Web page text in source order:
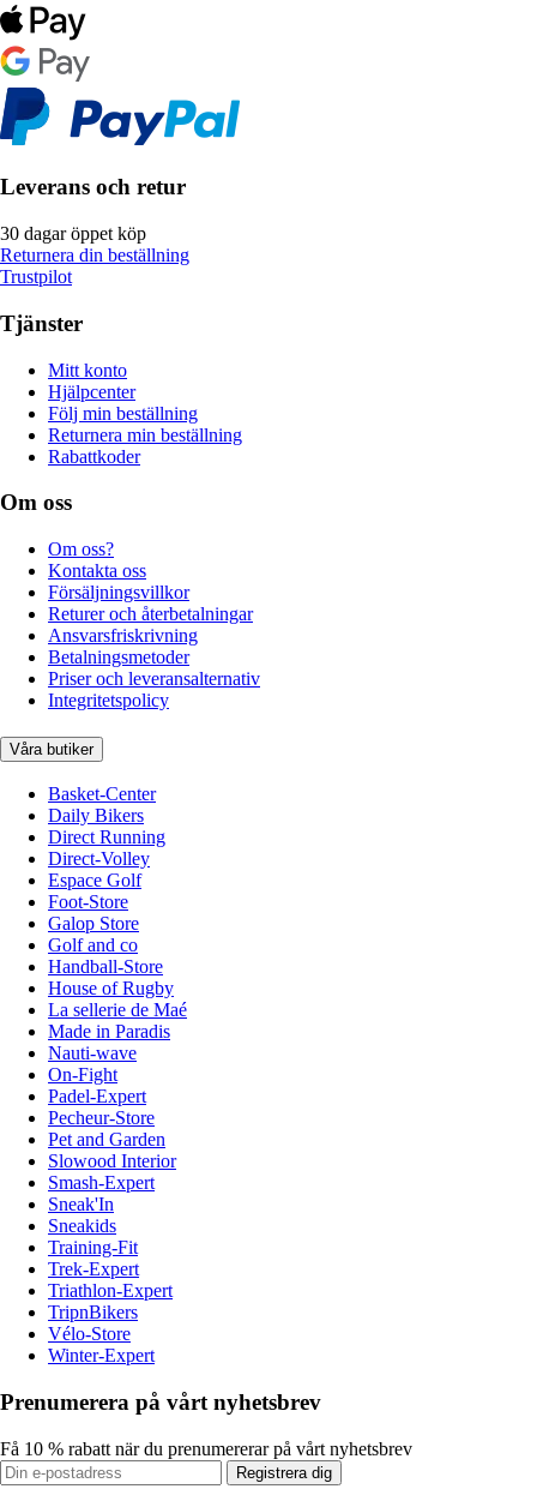
Leverans och retur
30 dagar öppet köp
Returnera din beställning
Trustpilot
Tjänster
Mitt konto
Hjälpcenter
Följ min beställning
Returnera min beställning
Rabattkoder
Om oss
Om oss?
Kontakta oss
Försäljningsvillkor
Returer och återbetalningar
Ansvarsfriskrivning
Betalningsmetoder
Priser och leveransalternativ
Integritetspolicy
Våra butiker
Basket-Center
Daily Bikers
Direct Running
Direct-Volley
Espace Golf
Foot-Store
Galop Store
Golf and co
Handball-Store
House of Rugby
La sellerie de Maé
Made in Paradis
Nauti-wave
On-Fight
Padel-Expert
Pecheur-Store
Pet and Garden
Slowood Interior
Smash-Expert
Sneak'In
Sneakids
Training-Fit
Trek-Expert
Triathlon-Expert
TripnBikers
Vélo-Store
Winter-Expert
Prenumerera på vårt nyhetsbrev
Få 10 % rabatt när du prenumererar på vårt nyhetsbrev
Registrera dig